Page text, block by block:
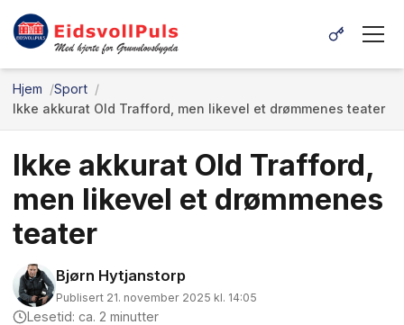
Hjem
Sport
Ikke akkurat Old Trafford, men likevel et drømmenes teater
Ikke akkurat Old Trafford,
men likevel et drømmenes
teater
Bjørn Hytjanstorp
Publisert 21. november 2025 kl. 14:05
Lesetid: ca. 2 minutter